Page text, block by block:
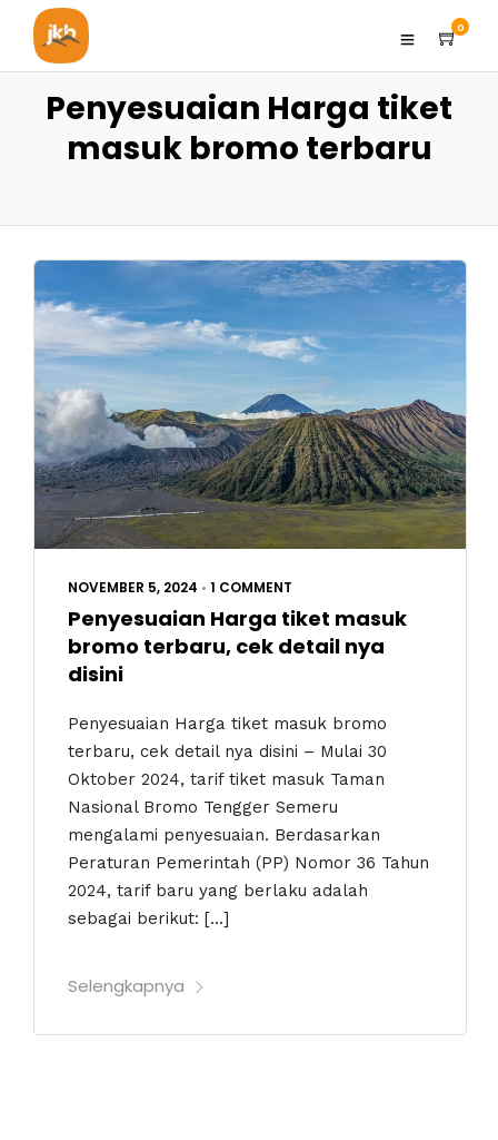
0
Penyesuaian Harga tiket
masuk bromo terbaru
NOVEMBER 5, 2024 • 1 COMMENT
Penyesuaian Harga tiket masuk
bromo terbaru, cek detail nya
disini
Penyesuaian Harga tiket masuk bromo
terbaru, cek detail nya disini – Mulai 30
Oktober 2024, tarif tiket masuk Taman
Nasional Bromo Tengger Semeru
mengalami penyesuaian. Berdasarkan
Peraturan Pemerintah (PP) Nomor 36 Tahun
2024, tarif baru yang berlaku adalah
sebagai berikut: […]
Selengkapnya